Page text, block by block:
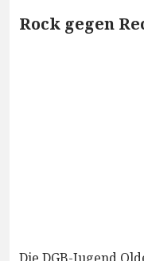
Rock gegen
Die DGB-Jugend